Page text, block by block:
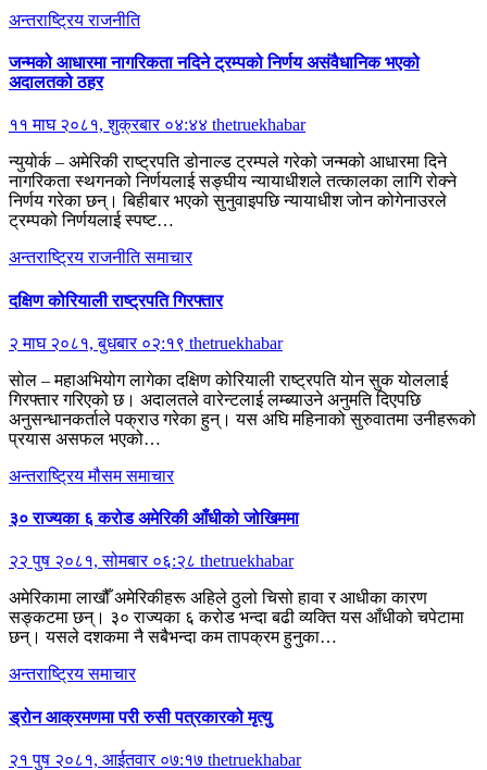
अन्तराष्ट्रियराजनीति
जन्मको आधारमा नागरिकता नदिने ट्रम्पको निर्णय असंवैधानिक भएको
अदालतको ठहर
११ माघ २०८१, शुक्रबार ०४:४४ thetruekhabar
न्युयोर्क – अमेरिकी राष्ट्रपति डोनाल्ड ट्रम्पले गरेको जन्मको आधारमा दिने
नागरिकता स्थगनको निर्णयलाई सङ्घीय न्यायाधीशले तत्कालका लागि रोक्ने
निर्णय गरेका छन्। बिहीबार भएको सुनुवाइपछि न्यायाधीश जोन कोगेनाउरले
ट्रम्पको निर्णयलाई स्पष्ट…
अन्तराष्ट्रियराजनीतिसमाचार
दक्षिण कोरियाली राष्ट्रपति गिरफ्तार
२ माघ २०८१, बुधबार ०२:१९ thetruekhabar
सोल – महाअभियोग लागेका दक्षिण कोरियाली राष्ट्रपति योन सुक योललाई
गिरफ्तार गरिएको छ। अदालतले वारेन्टलाई लम्ब्याउने अनुमति दिएपछि
अनुसन्धानकर्ताले पक्राउ गरेका हुन्। यस अघि महिनाको सुरुवातमा उनीहरूको
प्रयास असफल भएको…
अन्तराष्ट्रियमौसमसमाचार
३० राज्यका ६ करोड अमेरिकी आँधीको जोखिममा
२२ पुष २०८१, सोमबार ०६:२८ thetruekhabar
अमेरिकामा लाखौँ अमेरिकीहरू अहिले ठुलो चिसो हावा र आधीका कारण
सङ्कटमा छन्। ३० राज्यका ६ करोड भन्दा बढी व्यक्ति यस आँधीको चपेटामा
छन्। यसले दशकमा नै सबैभन्दा कम तापक्रम हुनुका…
अन्तराष्ट्रियसमाचार
ड्रोन आक्रमणमा परी रुसी पत्रकारको मृत्यु
२१ पुष २०८१, आईतवार ०७:१७ thetruekhabar